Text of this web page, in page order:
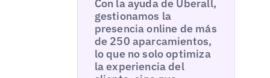
Con la ayuda de Uberall,
gestionamos la
presencia online de más
de 250 aparcamientos,
lo que no solo optimiza
la experiencia del